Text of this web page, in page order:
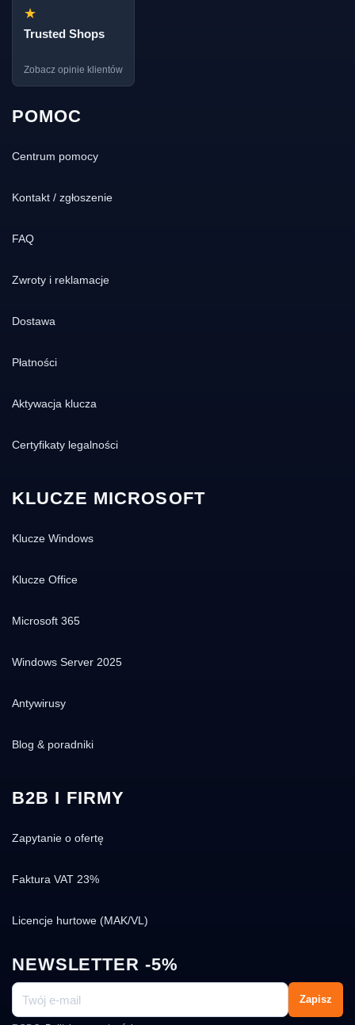
★
Trusted Shops
Zobacz opinie klientów
POMOC
Centrum pomocy
Kontakt / zgłoszenie
FAQ
Zwroty i reklamacje
Dostawa
Płatności
Aktywacja klucza
Certyfikaty legalności
KLUCZE MICROSOFT
Klucze Windows
Klucze Office
Microsoft 365
Windows Server 2025
Antywirusy
Blog & poradniki
B2B I FIRMY
Zapytanie o ofertę
Faktura VAT 23%
Licencje hurtowe (MAK/VL)
NEWSLETTER -5%
Zapisz